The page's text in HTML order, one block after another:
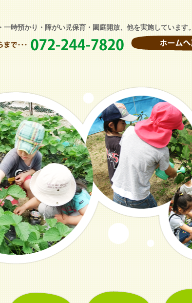
一時預かり・障がい児保育・園庭開放、他を実施しています。